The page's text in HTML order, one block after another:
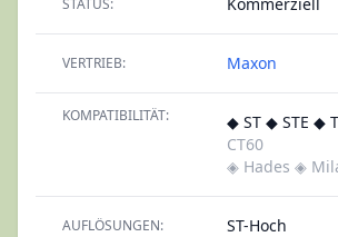
STATUS:
VERTRIEB: Maxon
KOMPATIBILITÄT: ◆ ST ◆ STE ◆
CT60
◈ Hades ◈
AUFLÖSUNGEN: ST-Hoch